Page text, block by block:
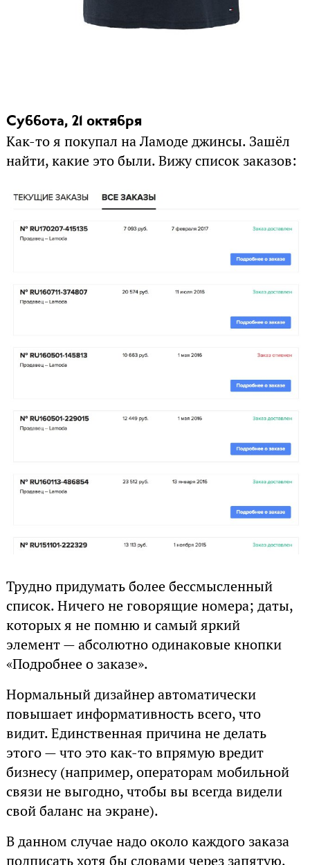
Суббота, 21 октября
Как-то я покупал на Ламоде джинсы. Зашёл
найти, какие это были. Вижу список заказов:
Трудно придумать более бессмысленный
список. Ничего не говорящие номера; даты,
которых я не помню и самый яркий
элемент — абсолютно одинаковые кнопки
«Подробнее о заказе».
Нормальный дизайнер автоматически
повышает информативность всего, что
видит. Единственная причина не делать
этого — что это как-то впрямую вредит
бизнесу (например, операторам мобильной
связи не выгодно, чтобы вы всегда видели
свой баланс на экране).
В данном случае надо около каждого заказа
подписать хотя бы словами через запятую,